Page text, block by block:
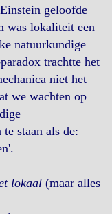
geloofde
was lokaliteit een
natuurkundige
trachtte het
niet het
we wachten op
staan als de:
lokaal (maar alles